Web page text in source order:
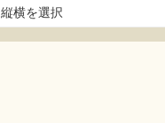
縦横を選択